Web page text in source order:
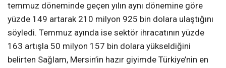
temmuz döneminde geçen yılın aynı dönemine göre
yüzde 149 artarak 210 milyon 925 bin dolara ulaştığını
söyledi. Temmuz ayında ise sektör ihracatının yüzde
163 artışla 50 milyon 157 bin dolara yükseldiğini
belirten Sağlam, Mersin’in hazır giyimde Türkiye’nin en